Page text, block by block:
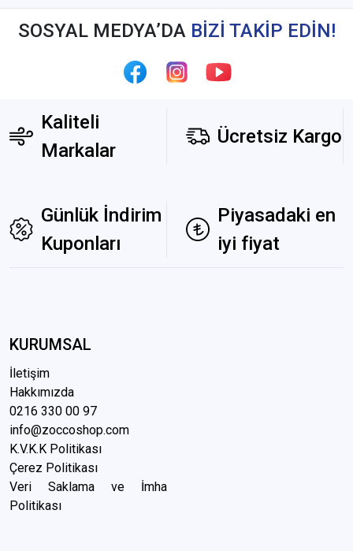
SOSYAL MEDYA’DA BİZİ TAKİP EDİN!
Kaliteli
Markalar
Ücretsiz Kargo
Günlük İndirim
Kuponları
Piyasadaki en
iyi fiyat
KURUMSAL
İletişim
Hakkımızda
0216 330 00 97
info@zoccoshop.com
K.V.K.K Politikası
Çerez Politikası
Veri Saklama ve İmha
Politikası